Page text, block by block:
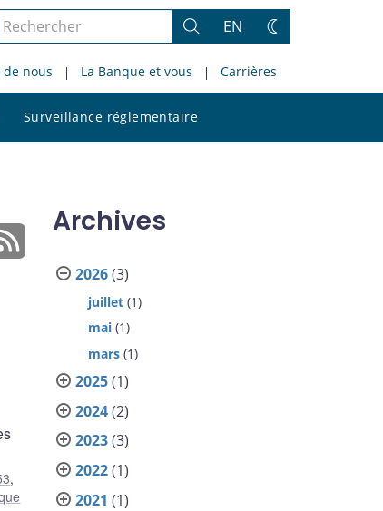
Rechercher
Rechercher
EN
Changez
thème
nous La Banque et vous Carrières
Surveillance réglementaire
le
,
Archives
2026(3)
juillet (1)
mai (1)
mars (1)
2025(1)
2024(2)
2023(3)
2022(1)
2021 (1)